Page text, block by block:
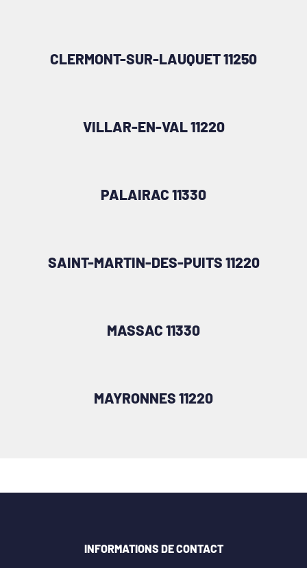
CLERMONT-SUR-LAUQUET 11250
VILLAR-EN-VAL 11220
PALAIRAC 11330
SAINT-MARTIN-DES-PUITS 11220
MASSAC 11330
MAYRONNES 11220
INFORMATIONS DE CONTACT